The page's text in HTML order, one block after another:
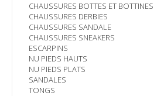
CHAUSSURES BOTTES ET BOTTINES
CHAUSSURES DERBIES
CHAUSSURES SANDALE
CHAUSSURES SNEAKERS
ESCARPINS
NU PIEDS HAUTS
NU PIEDS PLATS
SANDALES
TONGS